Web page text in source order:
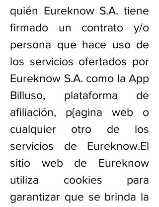
quién Eureknow S.A. tiene
firmado un contrato y/o
persona que hace uso de
los servicios ofertados por
Eureknow S.A. como la App
Billuso, plataforma de
afiliación, p{agina web o
cualquier otro de los
servicios de Eureknow.El
sitio web de Eureknow
utiliza cookies para
garantizar que se brinda la